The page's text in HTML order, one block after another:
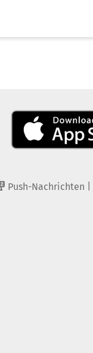
2 Push-Nachrichten